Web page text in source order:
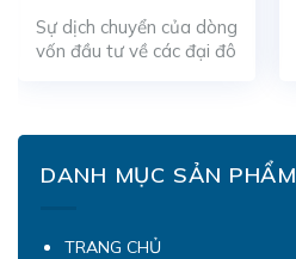
Sự dịch chuyển của dòng
vốn đầu tư về các đại đô
Bắc Hà Nội. Trong bức
tranh tổng thể đó, phân
Sunshine Metropolis
DANH MỤC SẢN PHẨM
TRANG CHỦ